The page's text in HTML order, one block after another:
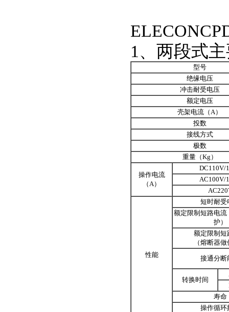
1、两段式
型号
绝缘电压
冲击耐受电压
额定电压
壳架电流（A）
投数
接线方式
极数
重量（Kg）
操作电流
（A）
DC110V/
AC100V/
性能
短时耐受
额定限制短路电流
护）
额定限制短
（熔断器
接通分断
转换时间
寿命
操作循环